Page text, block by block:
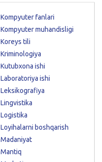
Kompyuter fanlari
Kompyuter muhandisligi
Koreys tili
Kriminologiya
Kutubxona ishi
Laboratoriya ishi
Leksikografiya
Lingvistika
Logistika
Loyihalarni boshqarish
Madaniyat
Mantiq